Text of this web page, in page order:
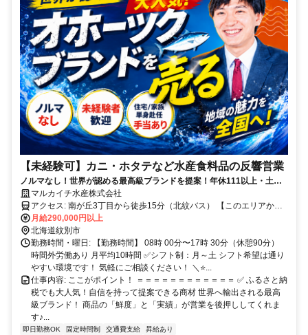
【未経験可】カニ・ホタテなど水産食料品の反響営業
ノルマなし！世界が認める最高級ブランドを提案！年休111以上・土曜
出勤あり／手当も充実です！
マルカイチ水産株式会社
アクセス: 南が丘3丁目から徒歩15分（北紋バス） 【このエリアから
でも通勤できます】 北見市、旭川市、名寄市
月給290,000円以上
北海道紋別市
勤務時間・曜日: 【勤務時間】 08時 00分〜17時 30分（休憩90分）
時間外労働あり 月平均10時間 ✅シフト制：月～土 シフト希望は通り
やすい環境です！ 気軽にご相談ください！ ＼⭐️...
仕事内容: ここがポイント！ ＝＝＝＝＝＝＝＝＝＝＝＝ ✅ ふるさと納
税でも大人気！自信を持って提案できる商材 世界へ輸出される最高
級ブランド！ 商品の「鮮度」と「実績」が営業を後押ししてくれま
す♪...
即日勤務OK 固定時間制 交通費支給 昇給あり